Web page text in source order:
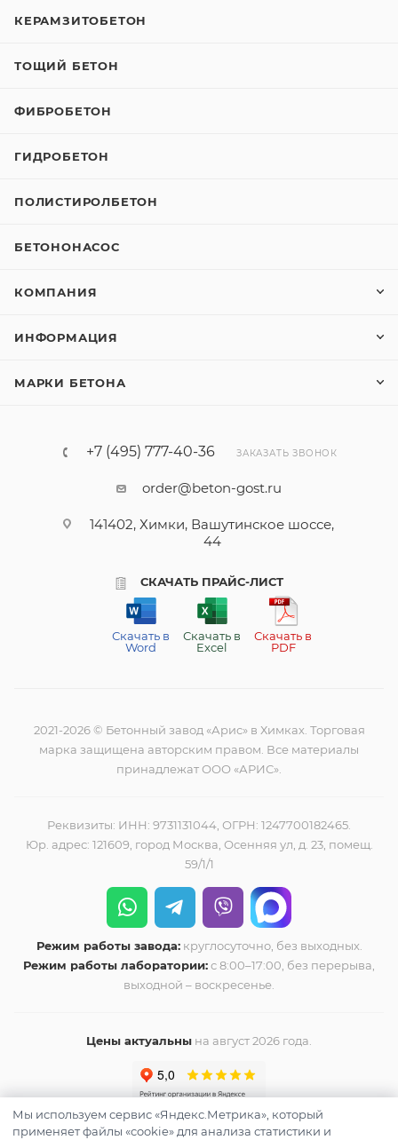
КЕРАМЗИТОБЕТОН
ТОЩИЙ БЕТОН
ФИБРОБЕТОН
ГИДРОБЕТОН
ПОЛИСТИРОЛБЕТОН
БЕТОНОНАСОС
КОМПАНИЯ
ИНФОРМАЦИЯ
МАРКИ БЕТОНА
+7 (495) 777-40-36 ЗАКАЗАТЬ ЗВОНОК
order@beton-gost.ru
141402, Химки, Вашутинское шоссе,
44
СКАЧАТЬ ПРАЙС-ЛИСТ
Скачать в
Word
Скачать в
Excel
Скачать в
PDF
2021-2026 © Бетонный завод «Арис» в Химках. Торговая
марка защищена авторским правом. Все материалы
принадлежат ООО «АРИС».
Реквизиты: ИНН: 9731131044, ОГРН: 1247700182465.
Юр. адрес: 121609, город Москва, Осенняя ул, д. 23, помещ.
59/1/1
Режим работы завода:круглосуточно, без выходных.
Режим работы лаборатории:с 8:00–17:00, без перерыва,
выходной – воскресенье.
Цены актуальны на август 2026 года.
Мы используем сервис «Яндекс.Метрика», который
применяет файлы «cookie» для анализа статистики и